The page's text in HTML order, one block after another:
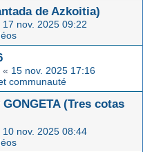
de Azkoitia)
17 nov. 2025 09:22
« 15 nov. 2025 17:16
communauté
(Tres cotas
10 nov. 2025 08:44